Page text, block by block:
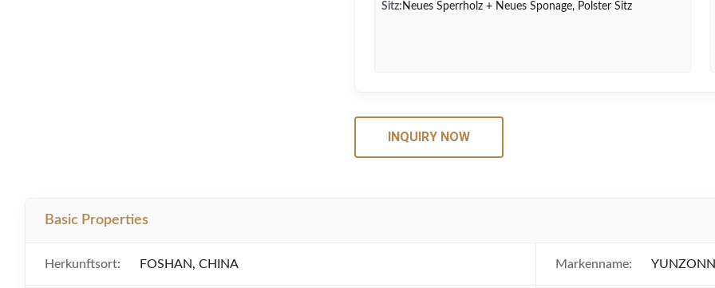
Sitz: Neues Sperrholz + Neues Sponage, Polster Sitz
INQUIRY NOW
Basic Properties
Herkunftsort: FOSHAN, CHINA Markenname: YUNZONN